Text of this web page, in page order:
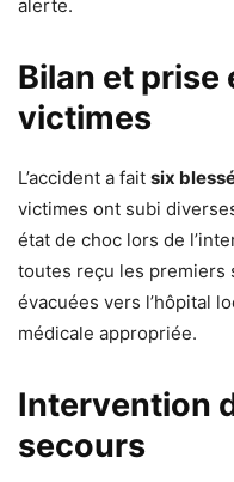
alerte.
Bilan et prise
victimes
L’accident a fait six
victimes ont subi
état de choc lors de
toutes reçu les premiers
évacuées vers l’hôpital
médicale appropriée.
Intervention
secours